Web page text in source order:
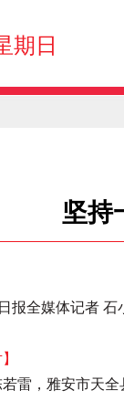
期日
坚持
报全媒体记者 石
，雅安市天全县